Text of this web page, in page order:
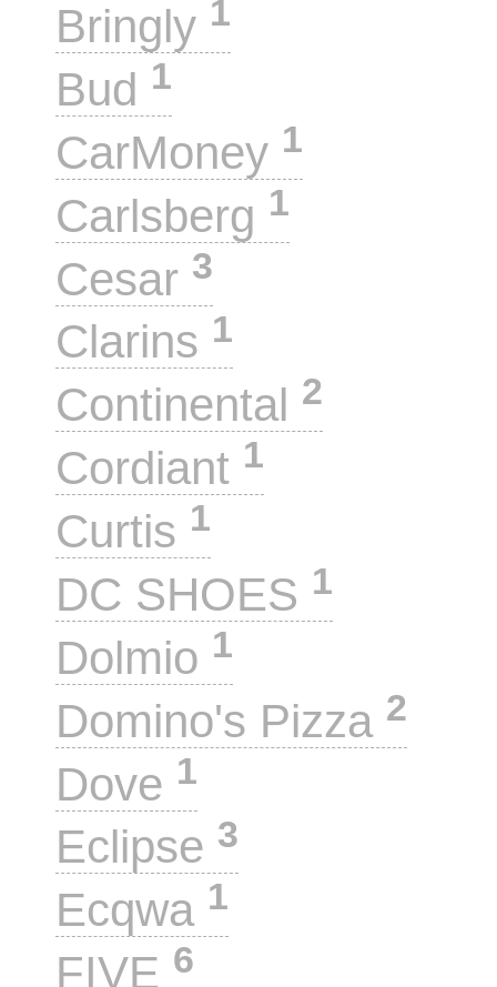
Bringly 1
Bud 1
CarMoney 1
Carlsberg 1
Cesar 3
Clarins 1
Continental 2
Cordiant 1
Curtis 1
DC SHOES 1
Dolmio 1
Domino's Pizza 2
Dove 1
Eclipse 3
Ecqwa 1
FIVE 6